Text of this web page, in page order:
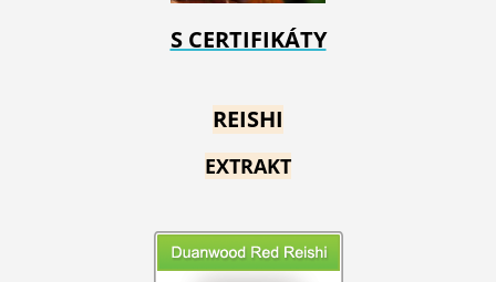
S CERTIFIKÁTY
REISHI
EXTRAKT